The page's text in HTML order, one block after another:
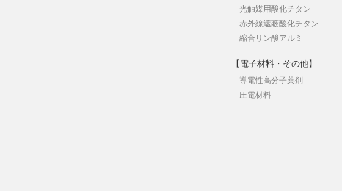
光触媒用酸化チタン
赤外線遮蔽酸化チタン
縮合リン酸アルミ
【電子材料・その他】
導電性高分子薬剤
圧電材料